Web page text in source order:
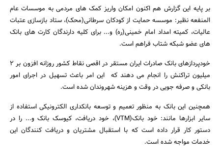
جستجو
بر پایه این گزارش هم اکنون امکان واریز کمک های مردمی به موسسات عام
المنفعه نظیر: موسسه حمایت از کودکان سرطانی(محک)، ستاد بازسازی عتبات
عالیات، کمیته امداد امام خمینی(ره) و... برای کلیه دارندگان کارت های بانک
های عضو شبکه شتاب فراهم است.
خودپردازهای بانک صادرات ایران مستقر در اقصی نقاط کشور روزانه افزون بر 2
میلیون تراکنش را انجام می دهند که این امر باعث تسهیل در اجرای امور
بانکی و صرفه جویی در وقت و هزینه شهروندان شده است.
همچنین این بانک به منظور تعمیم و توسعه بانکداری الکترونیکی استفاده از
سایر ابزارها مانند: خود بانک(VTM)، خود دریافت، کیوسک بانک و... را در
دستور کار قرار داده است که با استقبال مشتریان و دریافت کنندگان این
خدمات مواجه شده است.